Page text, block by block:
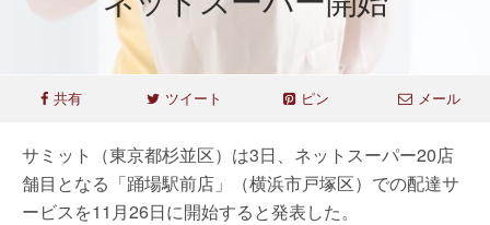
共有 ツイート ピン メール
サミット（東京都杉並区）は3日、ネットスーパー20店
舗目となる「踊場駅前店」（横浜市戸塚区）での配達サ
ービスを11月26日に開始すると発表した。